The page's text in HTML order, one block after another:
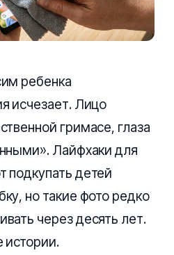
ребенка
исчезает. Лицо
гримасе, глаза
Лайфхаки для
подкупать детей
но такие фото редко
через десять лет.
истории.